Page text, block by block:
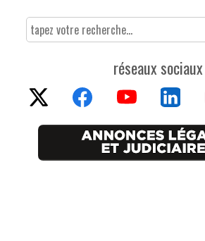
réseaux sociaux